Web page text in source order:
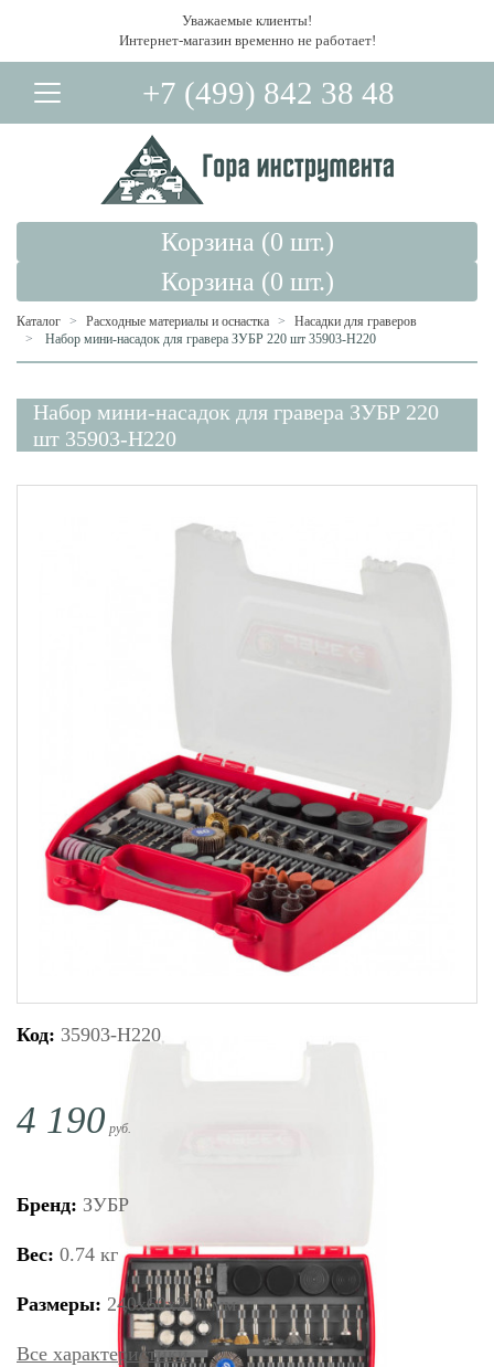
Уважаемые клиенты!
Интернет-магазин временно не работает!
+7 (499) 842 38 48
Вход в Личный Кабинет
Корзина (0 шт.)
Корзина (0 шт.)
Каталог Расходные материалы и оснастка
Насадки для граверов
Набор мини-насадок для гравера ЗУБР 220 шт 35903-H220
Набор мини-насадок для гравера ЗУБР 220
шт 35903-H220
Код: 35903-H220
4 190 руб.
Бренд: ЗУБР
Вес: 0.74 кг
Размеры: 240х60х210 мм
Все характеристики